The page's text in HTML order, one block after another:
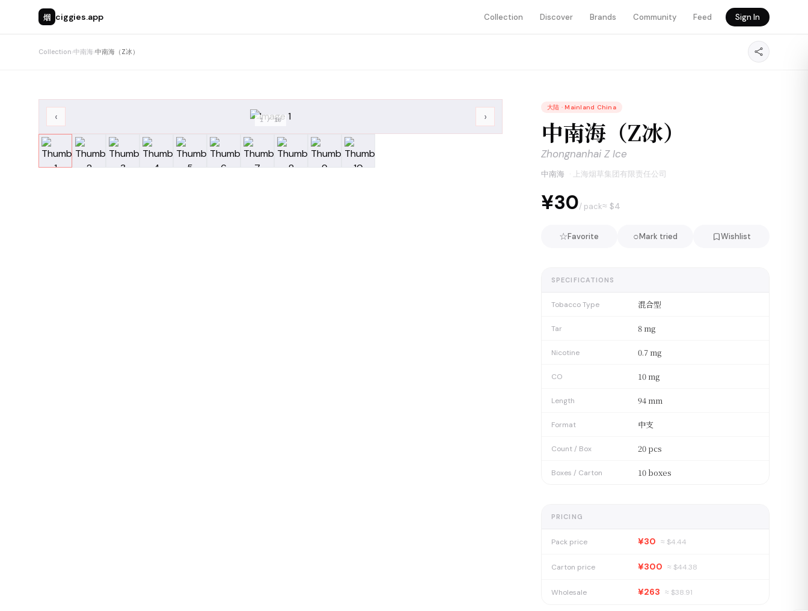
烟 ciggies.app Collection Discover Brands Community Feed Sign In
Collection›中南海›中南海（Z冰）
‹ ›
1 /10
大陆 · Mainland China
中南海（Z冰）
Zhongnanhai Z Ice
中南海 · 上海烟草集团有限责任公司
¥30/ pack≈ $4
☆Favorite ○Mark tried Wishlist
SPECIFICATIONS
Tobacco Type 混合型
Tar 8 mg
Nicotine 0.7 mg
CO 10 mg
Length 94 mm
Format 中支
Count / Box 20 pcs
Boxes / Carton 10 boxes
PRICING
Pack price ¥30 ≈ $4.44
Carton price ¥300 ≈ $44.38
Wholesale ¥263 ≈ $38.91